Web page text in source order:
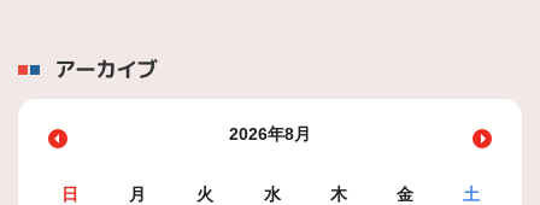
アーカイブ
2026年8月
日 月 火 水 木 金
土